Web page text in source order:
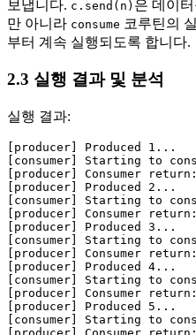
보냅니다. c.send(n) 은 데이
만 아니라 consume 코루틴의
부터 계속 실행되도록 합니다.
2.3 실행 결과 및 분석
실행 결과:
[producer] Produced 1...
[consumer] Starting to
[producer] Consumer
[producer] Produced 2...
[consumer] Starting to
[producer] Consumer
[producer] Produced 3...
[consumer] Starting to
[producer] Consumer
[producer] Produced 4...
[consumer] Starting to
[producer] Consumer
[producer] Produced 5...
[consumer] Starting to